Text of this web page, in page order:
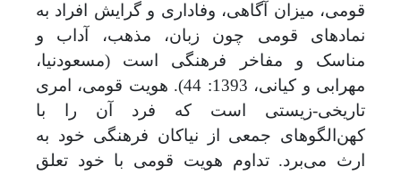
قومی، میزان آگاهی، وفاداری و گرایش افراد به
نمادهای قومی چون زبان، مذهب، آداب و
مناسک و مفاخر فرهنگی است (مسعودنیا،
مهرابی و کیانی، 1393: 44). هویت قومی، امری
تاریخی-زیستی است که فرد آن را با
کهن‌الگوهای جمعی از نیاکان فرهنگی خود به
ارث می‌برد. تداوم هویت قومی با خود تعلق